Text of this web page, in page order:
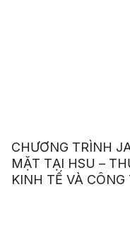
CHƯƠNG TRÌNH
MẶT TẠI HSU –
KINH TẾ VÀ